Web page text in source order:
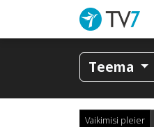
Teema
Vaikimisi pleier